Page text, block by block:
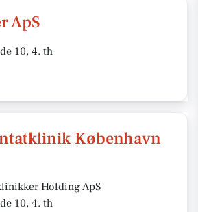
ApS
10, 4. th
København
Holding ApS
10, 4. th